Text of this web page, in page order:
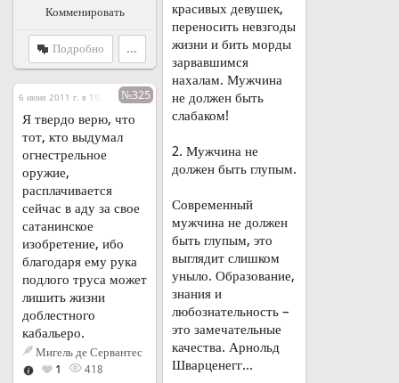
красивых девушек,
переносить невзгоды
жизни и бить морды
зарвавшимся
нахалам. Мужчина
не должен быть
слабаком!
2. Мужчина не
должен быть глупым.
Современный
мужчина не должен
быть глупым, это
выглядит слишком
уныло. Образование,
знания и
любознательность –
это замечательные
качества. Арнольд
Шварценегг...
Комменировать
Подробно ...
6 июня 2011 г. в 19:58 №325
Я твердо верю, что
тот, кто выдумал
огнестрельное
оружие,
расплачивается
сейчас в аду за свое
сатанинское
изобретение, ибо
благодаря ему рука
подлого труса может
лишить жизни
доблестного
кабальеро.
Мигель де Сервантес
1
418